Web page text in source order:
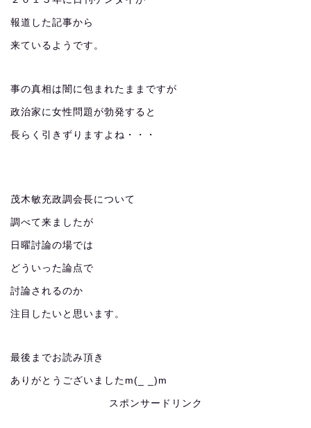
報道した記事から
来ているようです。
事の真相は闇に包まれたままですが
政治家に女性問題が勃発すると
長らく引きずりますよね・・・
茂木敏充政調会長について
調べて来ましたが
日曜討論の場では
どういった論点で
討論されるのか
注目したいと思います。
最後までお読み頂き
ありがとうございましたm(_ _)m
スポンサードリンク